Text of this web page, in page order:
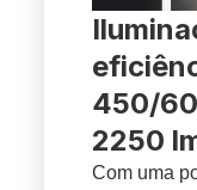
450/
2250
Com uma